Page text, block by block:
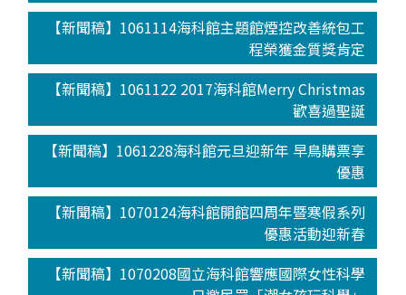
【新聞稿】1061114海科館主題館煙控改善統包工
程榮獲金質獎肯定
【新聞稿】1061122 2017海科館Merry Christmas
歡喜過聖誕
【新聞稿】1061228海科館元旦迎新年 早鳥購票享
優惠
【新聞稿】1070124海科館開館四周年暨寒假系列
優惠活動迎新春
【新聞稿】1070208國立海科館響應國際女性科學